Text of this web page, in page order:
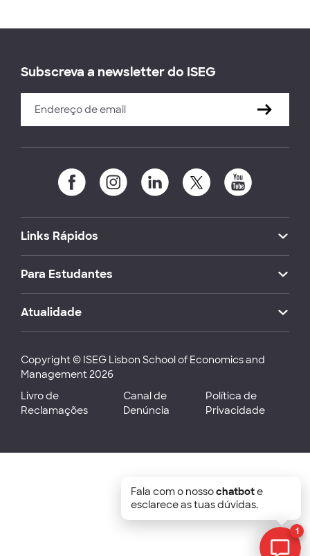
Subscreva a newsletter do ISEG
Links Rápidos
Para Estudantes
Atualidade
Copyright © ISEG Lisbon School of Economics and
Management 2026
Livro de
Reclamações
Canal de
Denúncia
Política de
Privacidade
1
Fala com o nossochatbote
esclarece as tuas dúvidas.